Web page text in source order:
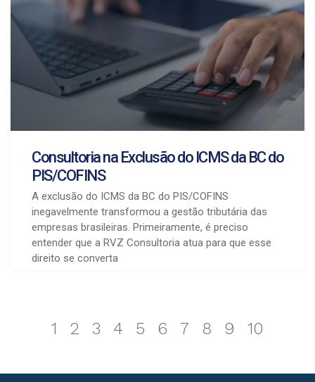
Consultoria na Exclusão do ICMS da BC do
PIS/COFINS
A exclusão do ICMS da BC do PIS/COFINS
inegavelmente transformou a gestão tributária das
empresas brasileiras. Primeiramente, é preciso
entender que a RVZ Consultoria atua para que esse
direito se converta
1 2 3 4 5 6 7 8 9 10